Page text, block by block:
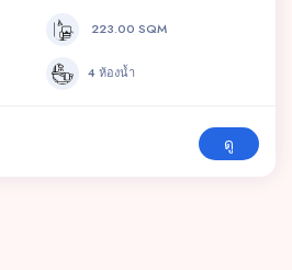
223.00 SQM
4 ห้องน้ำ
ดู